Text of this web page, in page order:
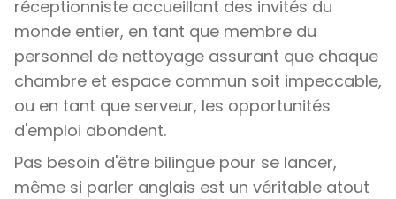
réceptionniste accueillant des invités du
monde entier, en tant que membre du
personnel de nettoyage assurant que chaque
chambre et espace commun soit impeccable,
ou en tant que serveur, les opportunités
d'emploi abondent.
Pas besoin d'être bilingue pour se lancer,
même si parler anglais est un véritable atout